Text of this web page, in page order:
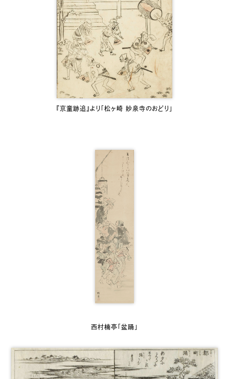
『京童跡追』より「松ヶ崎 妙泉寺のおどり」
西村楠亭「盆踊」